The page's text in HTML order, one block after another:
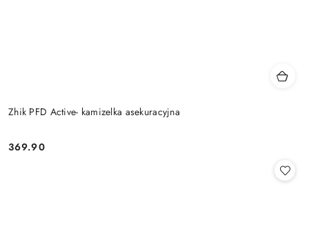
Zhik PFD Active- kamizelka asekuracyjna
Cena:
369.90